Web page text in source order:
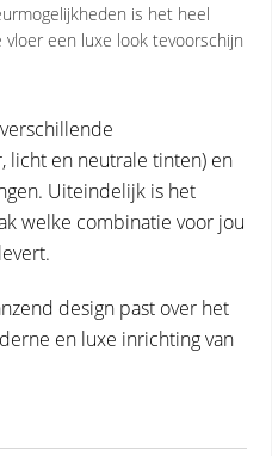
is het heel
een luxe look tevoorschijn
licht en neutrale tinten) en
Uiteindelijk is het
welke combinatie voor jou
design past over het
en luxe inrichting van